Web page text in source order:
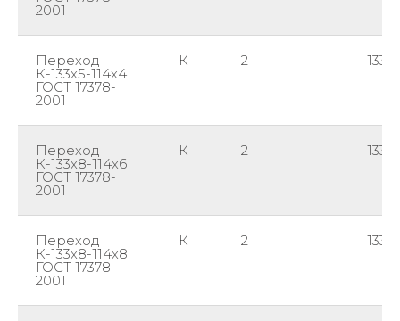
2001
Переход
К-133х5-114х4
ГОСТ 17378-
2001
К 2 133
Переход
К-133х8-114х6
ГОСТ 17378-
2001
К 2 133
Переход
К-133х8-114х8
ГОСТ 17378-
2001
К 2 133